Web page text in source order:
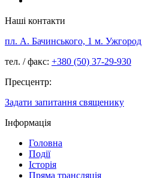
Наші контакти
пл. А. Бачинського, 1 м. Ужгород
тел. / факс: +380 (50) 37-29-930
Пресцентр:
Задати запитання священику
Інформація
Головна
Події
Історія
Пряма трансляція